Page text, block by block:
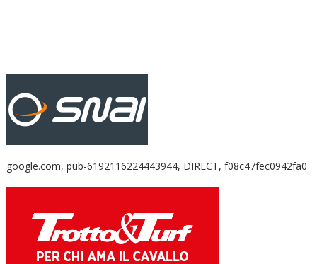
google.com, pub-6192116224443944, DIRECT, f08c47fec0942fa0